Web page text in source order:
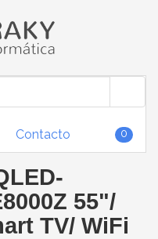
Contacto 0
55"/
TV/ WiFi